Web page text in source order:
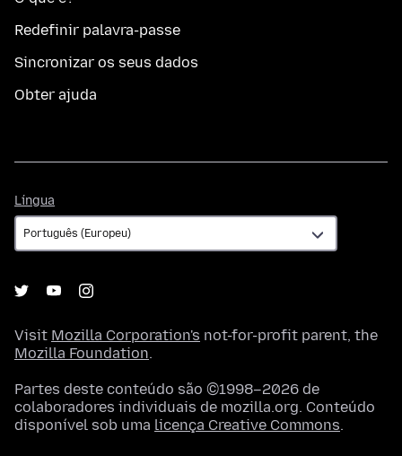
Redefinir palavra-passe
Sincronizar os seus dados
Obter ajuda
Língua
Visit Mozilla Corporation's not-for-profit parent, the
Mozilla Foundation.
Partes deste conteúdo são ©1998–2026 de
colaboradores individuais de mozilla.org. Conteúdo
disponível sob uma licença Creative Commons.